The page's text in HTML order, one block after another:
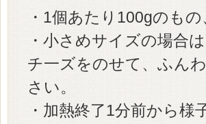
・1個あたり100gのも
・小さめサイズの場合
チ一ズをのせて、ふん
さい。
・加熱終了1分前から